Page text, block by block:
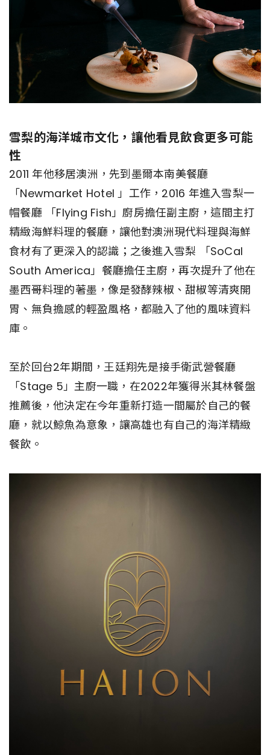
雪梨的海洋城市文化，讓他看見飲食更多可能
性
2011 年他移居澳洲，先到墨爾本南美餐廳
「Newmarket Hotel 」工作，2016 年進入雪梨一
帽餐廳 「Flying Fish」廚房擔任副主廚，這間主打
精緻海鮮料理的餐廳，讓他對澳洲現代料理與海鮮
食材有了更深入的認識；之後進入雪梨 「SoCal
South America」餐廳擔任主廚，再次提升了他在
墨西哥料理的著墨，像是發酵辣椒、甜椒等清爽開
胃、無負擔感的輕盈風格，都融入了他的風味資料
庫。
至於回台2年期間，王廷翔先是接手衛武營餐廳
「Stage 5」主廚一職，在2022年獲得米其林餐盤
推薦後，他決定在今年重新打造一間屬於自己的餐
廳，就以鯨魚為意象，讓高雄也有自己的海洋精緻
餐飲。